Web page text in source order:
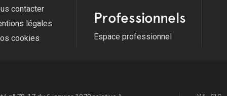
contacter
légales
cookies
Professionnels
Espace professionnel